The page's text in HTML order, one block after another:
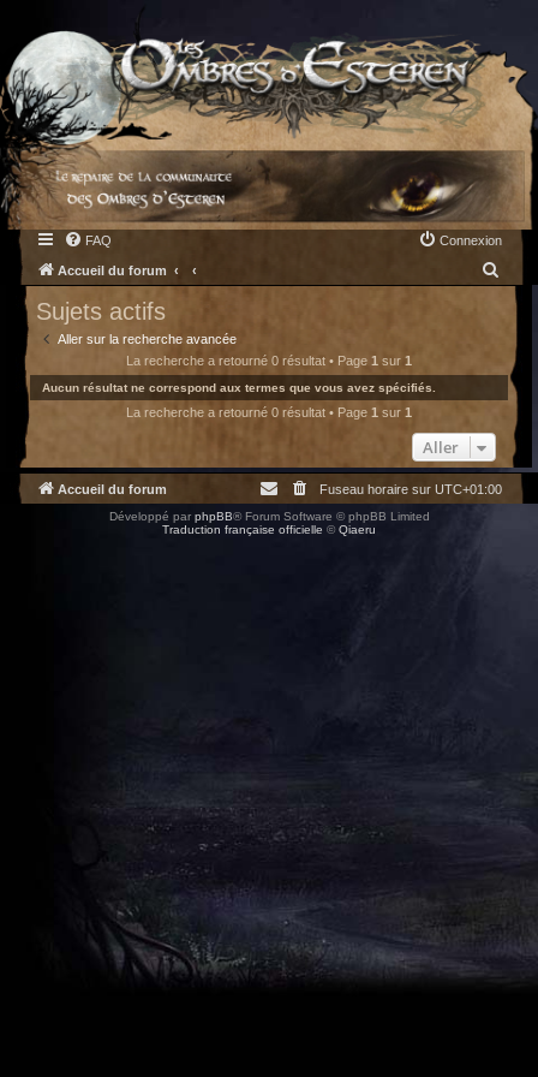
FAQ Connexion
Accueil du forum
h
Sujets actifs
Aller sur la recherche avancée
La recherche a retourné 0 résultat • Page 1 sur 1
Aucun résultat ne correspond aux termes que vous avez spécifiés.
La recherche a retourné 0 résultat • Page 1 sur 1
Aller
Accueil du forum Fuseau horaire sur UTC+01:00
Développé par phpBB® Forum Software © phpBB Limited
Traduction française officielle ©Qiaeru